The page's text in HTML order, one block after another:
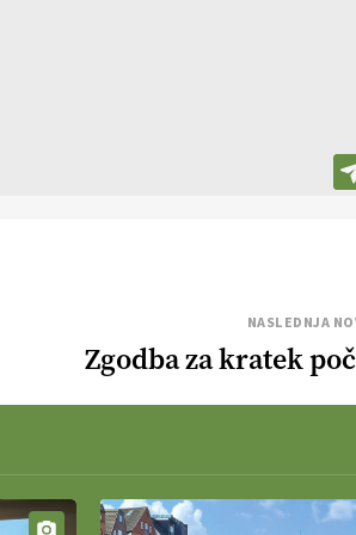
NASLEDNJA
Zgodba za kratek